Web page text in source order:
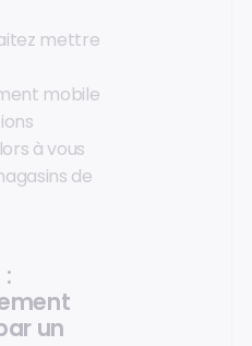
mettre
mobile
à vous
de
un